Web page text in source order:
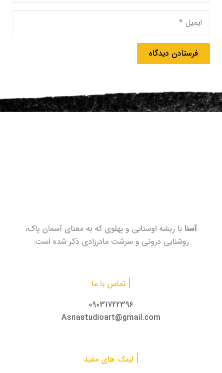
فرستادن دیدگاه
آسنا با ریشه اوستایی و پهلوی که به معنای آسمان پاک،
روشنایی درونی و سرشت مادرزادی ذکر شده است.
| تماس با ما
09031722396
Asnastudioart@gmail.com
| لینک های مفید